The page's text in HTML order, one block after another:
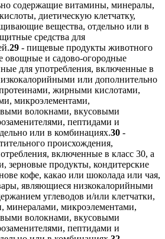
содержащие витамины, минералы,
диетическую клетчатку,
вещества, отдельно или в
средства для
29 - пищевые продукты животного
овощные и садово-огородные
для употребления, включенные в
или дополнительно
жирными кислотами,
микроэлементами,
волокнами, вкусовыми
пептидами и
или в комбинациях.30 -
происхождения,
включенные в класс 30, а
зерновые продукты, кондитерские
кофе, какао или шоколада или чая,
являющиеся низкокалорийными
углеводов и/или клетчатки,
минералами, микроэлементами,
волокнами, вкусовыми
пептидами и